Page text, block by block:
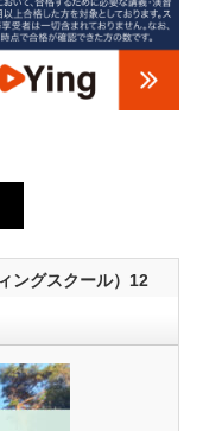
ングスクール）12